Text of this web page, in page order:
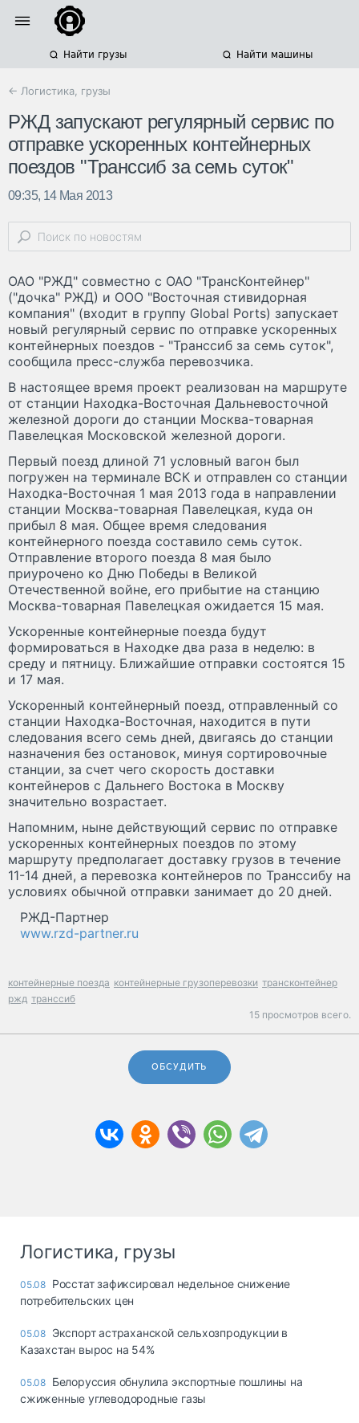
Найти грузы Найти машины
← Логистика, грузы
РЖД запускают регулярный сервис по
отправке ускоренных контейнерных
поездов "Транссиб за семь суток"
09:35, 14 Мая 2013
ОАО "РЖД" совместно с ОАО "ТрансКонтейнер"
("дочка" РЖД) и ООО "Восточная стивидорная
компания" (входит в группу Global Ports) запускает
новый регулярный сервис по отправке ускоренных
контейнерных поездов - "Транссиб за семь суток",
сообщила пресс-служба перевозчика.
В настоящее время проект реализован на маршруте
от станции Находка-Восточная Дальневосточной
железной дороги до станции Москва-товарная
Павелецкая Московской железной дороги.
Первый поезд длиной 71 условный вагон был
погружен на терминале ВСК и отправлен со станции
Находка-Восточная 1 мая 2013 года в направлении
станции Москва-товарная Павелецкая, куда он
прибыл 8 мая. Общее время следования
контейнерного поезда составило семь суток.
Отправление второго поезда 8 мая было
приурочено ко Дню Победы в Великой
Отечественной войне, его прибытие на станцию
Москва-товарная Павелецкая ожидается 15 мая.
Ускоренные контейнерные поезда будут
формироваться в Находке два раза в неделю: в
среду и пятницу. Ближайшие отправки состоятся 15
и 17 мая.
Ускоренный контейнерный поезд, отправленный со
станции Находка-Восточная, находится в пути
следования всего семь дней, двигаясь до станции
назначения без остановок, минуя сортировочные
станции, за счет чего скорость доставки
контейнеров с Дальнего Востока в Москву
значительно возрастает.
Напомним, ныне действующий сервис по отправке
ускоренных контейнерных поездов по этому
маршруту предполагает доставку грузов в течение
11-14 дней, а перевозка контейнеров по Транссибу на
условиях обычной отправки занимает до 20 дней.
РЖД-Партнер
www.rzd-partner.ru
контейнерные поезда контейнерные грузоперевозки трансконтейнер
ржд транссиб
15 просмотров всего.
ОБСУДИТЬ
Логистика, грузы
05.08 Росстат зафиксировал недельное снижение
потребительских цен
05.08 Экспорт астраханской сельхозпродукции в
Казахстан вырос на 54%
05.08 Белоруссия обнулила экспортные пошлины на
сжиженные углеводородные газы